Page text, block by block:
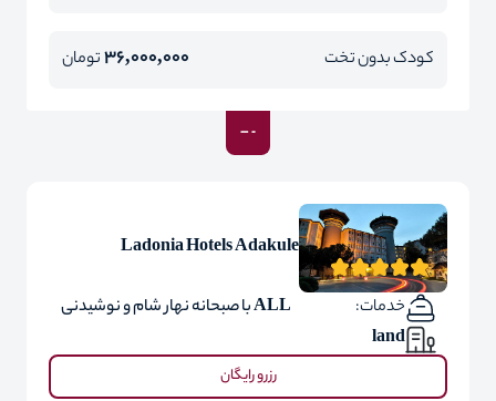
کودک بدون تخت 36,000,000تومان
Ladonia Hotels Adakule
خدمات:
ALL با صبحانه نهار شام و نوشیدنی
land
رزرو رایگان